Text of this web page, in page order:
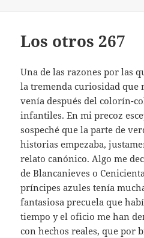
Los otros 267
Una de las razones por las
la tremenda curiosidad que
venía después del colorín-
infantiles. En mi precoz
sospeché que la parte de
historias empezaba,
relato canónico. Algo me
de Blancanieves o
príncipes azules tenía
fantasiosa precuela que
tiempo y el oficio me han
con hechos reales, que por